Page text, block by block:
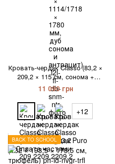
Кровать-чердак Classo (83,2 ×
209,2 × 115 см, сонома +
белый)
11 090 грн
+12
BACK TO SCHOOL